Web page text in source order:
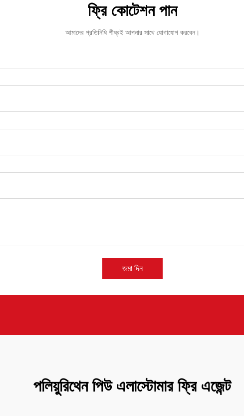
ফ্রি কোটেশন পান
আমাদের প্রতিনিধি শীঘ্রই আপনার সাথে যোগাযোগ করবেন।
জমা দিন
পলিয়ুরিথেন পিউ এলাস্টোমার ফ্রি এজেন্ট